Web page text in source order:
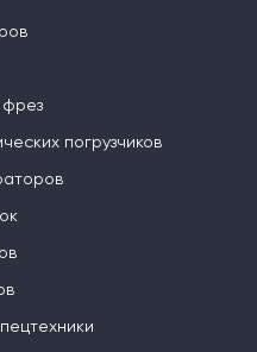
фрез
погрузчиков